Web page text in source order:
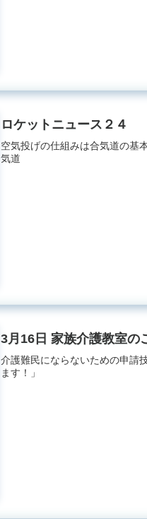
ロケットニュース２４
空気投げの仕組みは合気道の
気道
3月16日 家族介護教室の
介護難民にならないための申請
ます！」